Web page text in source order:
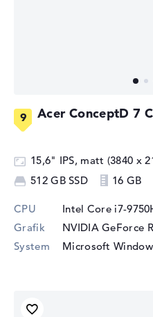
Acer ConceptD 7
15,6" IPS, matt (3840 x
512 GB SSD
16 GB
CPU Intel Core i7-
Grafik
NVIDIA GeForce
System
Microsoft